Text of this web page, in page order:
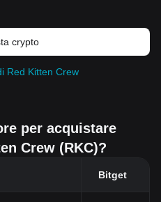
crypto
Red Kitten Crew
per acquistare
Crew (RKC)?
Bitget